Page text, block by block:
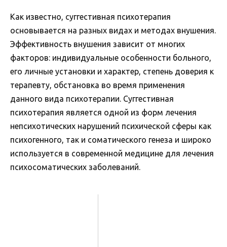
Как известно, суггестивная психотерапия
основывается на разных видах и методах внушения.
Эффективность внушения зависит от многих
факторов: индивидуальные особенности больного,
его личные установки и характер, степень доверия к
терапевту, обстановка во время применения
данного вида психотерапии. Суггестивная
психотерапия является одной из форм лечения
непсихотических нарушений психической сферы как
психогенного, так и соматического генеза и широко
используется в современной медицине для лечения
психосоматических заболеваний.